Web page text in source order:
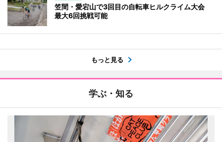
笠間・愛宕山で3回目の自転車ヒルクライム大会
最大6回挑戦可能
もっと見る
学ぶ・知る